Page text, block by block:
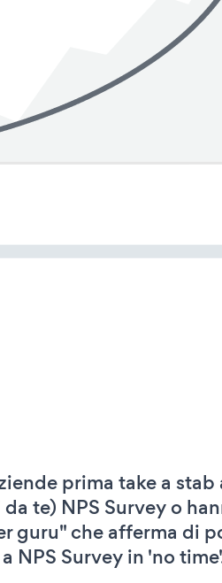
prima take a stab
te) NPS Survey o
guru" che afferma di
NPS Survey in 'no